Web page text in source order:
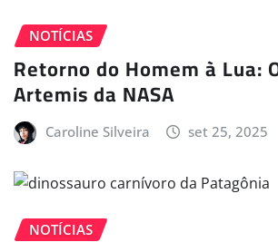
NOTÍCIAS
Retorno do Homem à Lua:
Artemis da NASA
Caroline Silveira set 25, 2025
NOTÍCIAS